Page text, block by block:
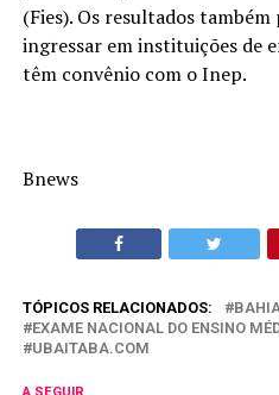
(Fies). Os resultados
ingressar em instituições de
têm convênio com o Inep.
Bnews
TÓPICOS RELACIONADOS:
EXAME NACIONAL DO ENSINO
UBAITABA.COM